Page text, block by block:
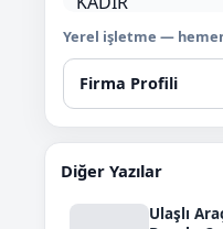
Yerel işletme —
Firma Profili
Diğer Yazılar
Ulaşlı